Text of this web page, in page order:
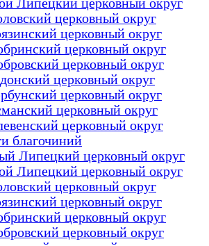
Липецкий церковный округ
церковный округ
церковный округ
церковный округ
церковный округ
церковный округ
церковный округ
церковный округ
церковный округ
благочиний
Липецкий церковный округ
Липецкий церковный округ
церковный округ
церковный округ
церковный округ
церковный округ